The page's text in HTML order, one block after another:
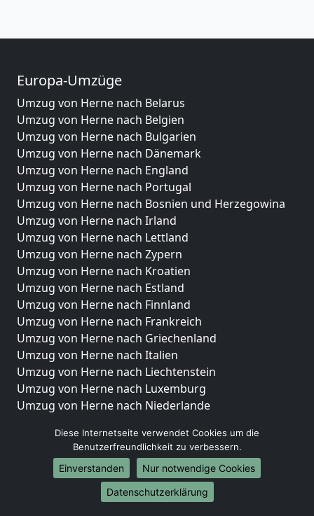
Europa-Umzüge
Umzug von Herne nach Belarus
Umzug von Herne nach Belgien
Umzug von Herne nach Bulgarien
Umzug von Herne nach Dänemark
Umzug von Herne nach England
Umzug von Herne nach Portugal
Umzug von Herne nach Bosnien und Herzegowina
Umzug von Herne nach Irland
Umzug von Herne nach Lettland
Umzug von Herne nach Zypern
Umzug von Herne nach Kroatien
Umzug von Herne nach Estland
Umzug von Herne nach Finnland
Umzug von Herne nach Frankreich
Umzug von Herne nach Griechenland
Umzug von Herne nach Italien
Umzug von Herne nach Liechtenstein
Umzug von Herne nach Luxemburg
Umzug von Herne nach Niederlande
Umzüge-Deutschlandweit
Umzug von Herne nach Berlin
Umzug von Herne nach Hamburg
Umzug von Herne nach München
Diese Internetseite verwendet Cookies um die
Benutzerfreundlichkeit zu verbessern.
Einverstanden
Nur notwendige Cookies
Datenschutzerklärung